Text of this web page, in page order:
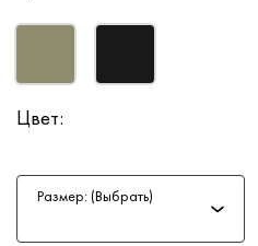
Цвет:
Размер: (Выбрать)